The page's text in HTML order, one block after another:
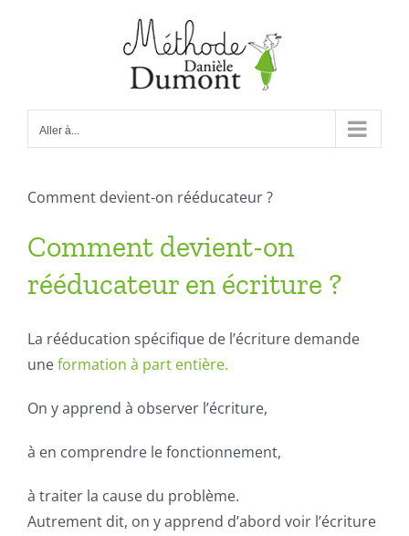
Aller à...
Comment devient-on rééducateur ?
Comment devient-on
rééducateur en écriture ?
La rééducation spécifique de l’écriture demande
uneformation à part entière.
On y apprend à observer l’écriture,
à en comprendre le fonctionnement,
à traiter la cause du problème.
Autrement dit, on y apprend d’abord voir l’écriture